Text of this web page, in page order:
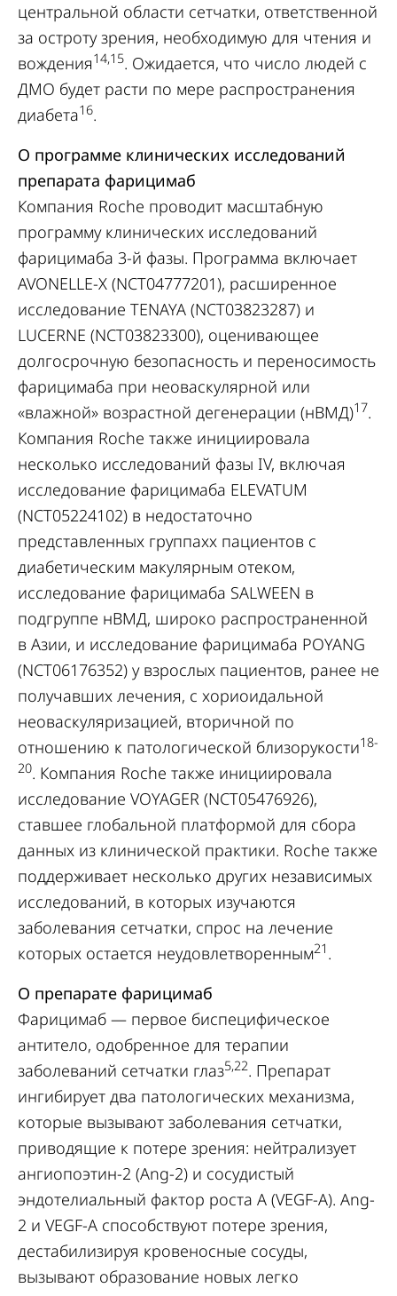
центральной области сетчатки, ответственной
за остроту зрения, необходимую для чтения и
вождения14,15. Ожидается, что число людей с
ДМО будет расти по мере распространения
диабета16.
О программе клинических исследований
препарата фарицимаб
Компания Roche проводит масштабную
программу клинических исследований
фарицимаба 3-й фазы. Программа включает
AVONELLE-X (NCT04777201), расширенное
исследование TENAYA (NCT03823287) и
LUCERNE (NCT03823300), оценивающее
долгосрочную безопасность и переносимость
фарицимаба при неоваскулярной или
«влажной» возрастной дегенерации (нВМД)17.
Компания Roche также инициировала
несколько исследований фазы IV, включая
исследование фарицимаба ELEVATUM
(NCT05224102) в недостаточно
представленных группахх пациентов с
диабетическим макулярным отеком,
исследование фарицимаба SALWEEN в
подгруппе нВМД, широко распространенной
в Азии, и исследование фарицимаба POYANG
(NCT06176352) у взрослых пациентов, ранее не
получавших лечения, с хориоидальной
неоваскуляризацией, вторичной по
отношению к патологической близорукости18-
20. Компания Roche также инициировала
исследование VOYAGER (NCT05476926),
ставшее глобальной платформой для сбора
данных из клинической практики. Roche также
поддерживает несколько других независимых
исследований, в которых изучаются
заболевания сетчатки, спрос на лечение
которых остается неудовлетворенным21 .
О препарате фарицимаб
Фарицимаб — первое биспецифическое
антитело, одобренное для терапии
заболеваний сетчатки глаз5,22. Препарат
ингибирует два патологических механизма,
которые вызывают заболевания сетчатки,
приводящие к потере зрения: нейтрализует
ангиопоэтин-2 (Ang-2) и сосудистый
эндотелиальный фактор роста А (VEGF-A). Ang-
2 и VEGF-A способствуют потере зрения,
дестабилизируя кровеносные сосуды,
вызывают образование новых легко